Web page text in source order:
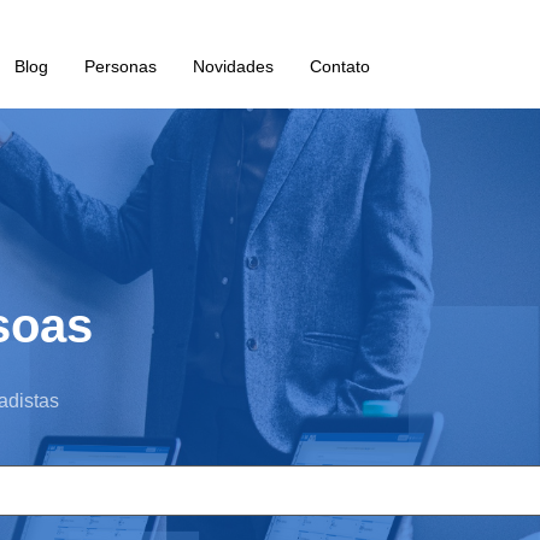
Blog Personas Novidades Contato